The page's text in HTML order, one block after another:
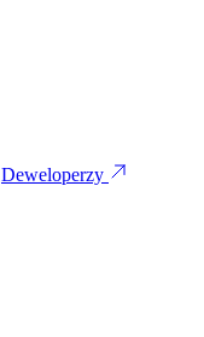
Deweloperzy